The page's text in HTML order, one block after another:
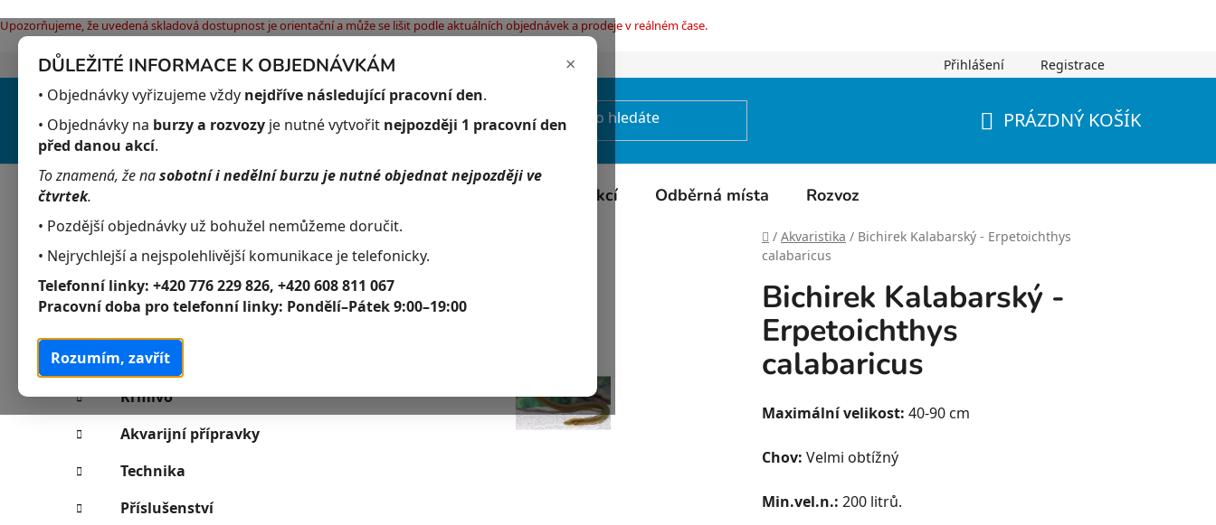
×
DŮLEŽITÉ INFORMACE K OBJEDNÁVKÁM
• Objednávky vyřizujeme vždy nejdříve následující pracovní den.
• Objednávky na burzy a rozvozy je nutné vytvořit nejpozději 1 pracovní den
před danou akcí.
To znamená, že nasobotní i nedělní burzu je nutné objednat nejpozději ve
čtvrtek.
• Pozdější objednávky už bohužel nemůžeme doručit.
• Nejrychlejší a nejspolehlivější komunikace je telefonicky.
Telefonní linky: +420 776 229 826, +420 608 811 067
Pracovní doba pro telefonní linky: Pondělí–Pátek 9:00–19:00
Rozumím, zavřít
Upozorňujeme, že uvedená skladová dostupnost je orientační a může se lišit podle aktuálních objednávek a prodeje v reálném čase.
Přejít
obsah
Jak nakupovat Obchodní podmínky Podmínky ochrany osobních údajů Přihlášení Registrace
PRÁZDNÝ KOŠÍK
Kalendář akcí Odběrná místa Rozvoz
Domů
/ Akvaristika / Bichirek Kalabarský - Erpetoichthys
calabaricus
P
o
s
t
r
a
n
n
í
p
a
kategorie
K
a
t
e
g
o
r
i
e
Akvaristika
Akvarijní rostliny
Krmivo
Akvarijní přípravky
Technika
Příslušenství
Bichirek Kalabarský -
Erpetoichthys
calabaricus
Maximální velikost: 40-90 cm
Chov: Velmi obtížný
Min.vel.n.: 200 litrů.